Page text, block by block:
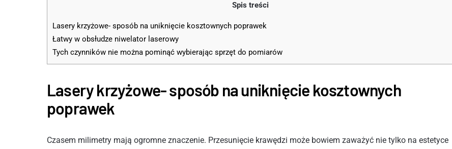
Spis treści
Lasery krzyżowe- sposób na uniknięcie kosztownych poprawek
Łatwy w obsłudze niwelator laserowy
Tych czynników nie można pominąć wybierając sprzęt do pomiarów
Lasery krzyżowe- sposób na uniknięcie kosztownych
poprawek
Czasem milimetry mają ogromne znaczenie. Przesunięcie krawędzi może bowiem zaważyć nie tylko na estetyce